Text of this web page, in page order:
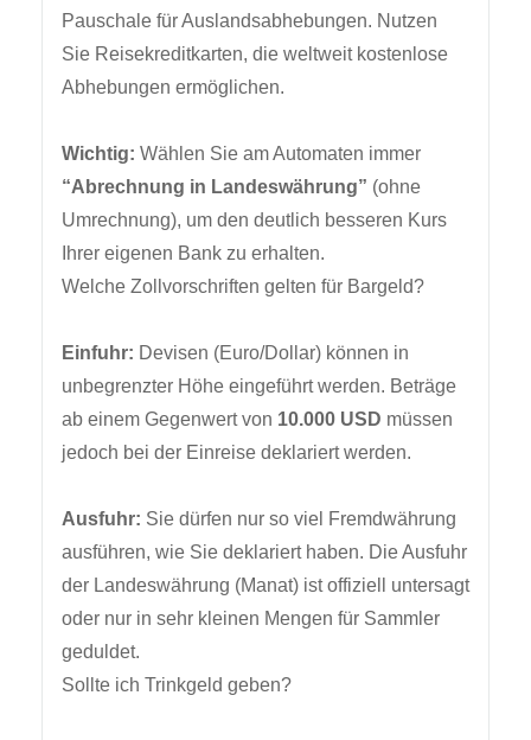
Pauschale für Auslandsabhebungen. Nutzen
Sie Reisekreditkarten, die weltweit kostenlose
Abhebungen ermöglichen.
Wichtig: Wählen Sie am Automaten immer
“Abrechnung in Landeswährung” (ohne
Umrechnung), um den deutlich besseren Kurs
Ihrer eigenen Bank zu erhalten.
Welche Zollvorschriften gelten für Bargeld?
Einfuhr: Devisen (Euro/Dollar) können in
unbegrenzter Höhe eingeführt werden. Beträge
ab einem Gegenwert von 10.000 USD müssen
jedoch bei der Einreise deklariert werden.
Ausfuhr: Sie dürfen nur so viel Fremdwährung
ausführen, wie Sie deklariert haben. Die Ausfuhr
der Landeswährung (Manat) ist offiziell untersagt
oder nur in sehr kleinen Mengen für Sammler
geduldet.
Sollte ich Trinkgeld geben?